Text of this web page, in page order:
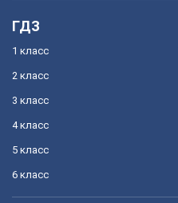
ГДЗ
1 класс
2 класс
3 класс
4 класс
5 класс
6 класс